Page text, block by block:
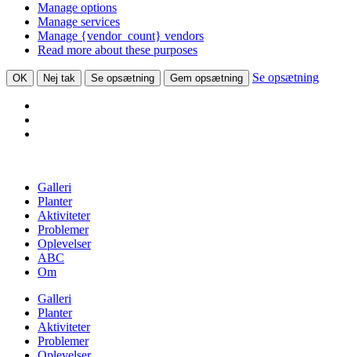
Manage options
Manage services
Manage {vendor_count} vendors
Read more about these purposes
OK Nej tak Se opsætning Gem opsætning Se opsætning
contentGalleri
Planter
Aktiviteter
Problemer
Oplevelser
ABC
Om
Galleri
Planter
Aktiviteter
Problemer